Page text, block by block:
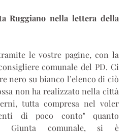
Ruggiano nella lettera della
le vostre pagine, con la
comunale del PD. Ci
nero su bianco l’elenco di ciò
non ha realizzato nella città
tutta compresa nel voler
di poco conto" quanto
Giunta comunale, si è